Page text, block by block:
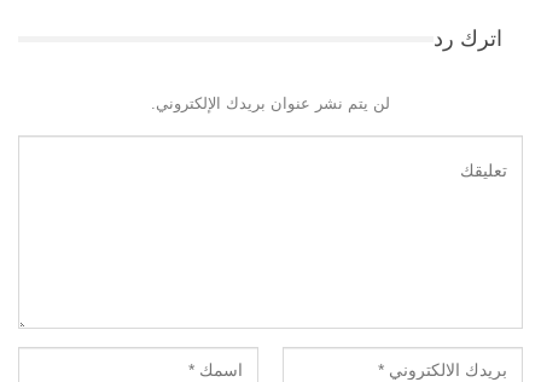
اترك رد
لن يتم نشر عنوان بريدك الإلكتروني.